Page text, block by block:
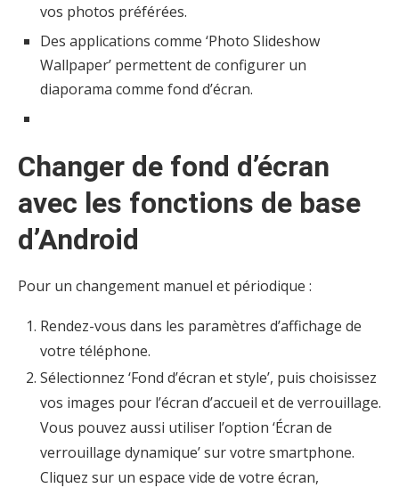
vos photos préférées.
Des applications comme ‘Photo Slideshow
Wallpaper’ permettent de configurer un
diaporama comme fond d’écran.
Changer de fond d’écran
avec les fonctions de base
d’Android
Pour un changement manuel et périodique :
Rendez-vous dans les paramètres d’affichage de
votre téléphone.
Sélectionnez ‘Fond d’écran et style’, puis choisissez
vos images pour l’écran d’accueil et de verrouillage.
Vous pouvez aussi utiliser l’option ‘Écran de
verrouillage dynamique’ sur votre smartphone.
Cliquez sur un espace vide de votre écran,